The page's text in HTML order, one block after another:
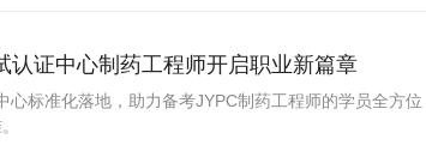
认证中心制药工程师开启职业新篇章
心标准化落地，助力备考JYPC制药工程师的学员全方位